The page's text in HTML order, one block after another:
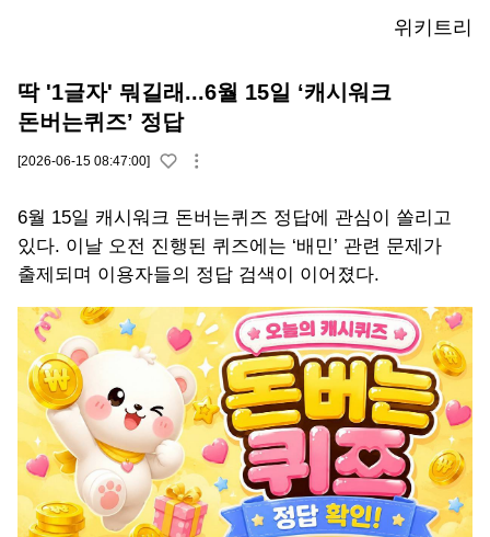
위키트리
딱 '1글자' 뭐길래...6월 15일 ‘캐시워크
돈버는퀴즈’ 정답
[2026-06-15 08:47:00]
6월 15일 캐시워크 돈버는퀴즈 정답에 관심이 쏠리고
있다. 이날 오전 진행된 퀴즈에는 ‘배민’ 관련 문제가
출제되며 이용자들의 정답 검색이 이어졌다.